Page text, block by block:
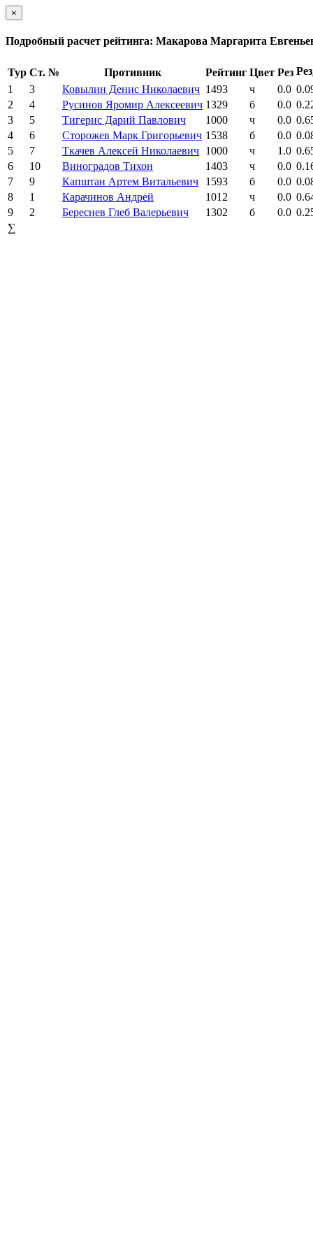
×
Подробный расчет рейтинга: Макарова Маргарита
Тур Ст. № Противник Рейтинг Цвет Рез Рез
1 3 Ковылин Денис Николаевич 1493 ч 0.0
2
4 Русинов Яромир Алексеевич 1329 б 0.0
3
5 Тигерис Дарий Павлович 1000 ч 0.0
4
6 Сторожев Марк Григорьевич 1538 б 0.0
5
7 Ткачев Алексей Николаевич 1000 ч 1.0
6
10 Виноградов Тихон 1403 ч 0.0
7
9 Капштан Артем Витальевич 1593 б 0.0
8
1 Карачинов Андрей 1012 ч 0.0
9
2 Береснев Глеб Валерьевич 1302 б 0.0
∑